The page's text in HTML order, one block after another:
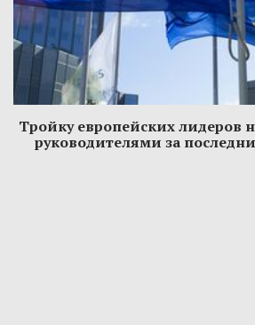
Тройку европейских лидеров
руководителями за